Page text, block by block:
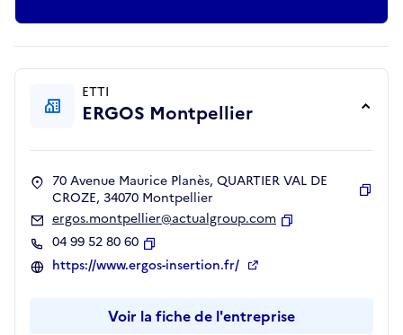
ETTI
ERGOS Montpellier
70 Avenue Maurice Planès, QUARTIER VAL DE
CROZE, 34070 Montpellier
ergos.montpellier@actualgroup.com
04 99 52 80 60
Copier
https://www.ergos-insertion.fr/
Voir la fiche de l'entreprise